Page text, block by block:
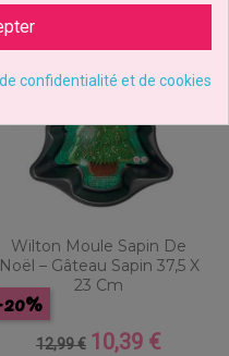
Wilton Moule Sapin De
Noël – Gâteau Sapin 37,5 X
23 Cm
Prix
12,99 € Prix
10,39 €
confidentialité et de cookies